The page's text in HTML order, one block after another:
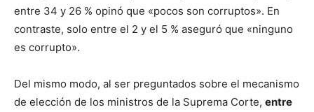
entre 34 y 26 % opinó que «pocos son corruptos». En
contraste, solo entre el 2 y el 5 % aseguró que «ninguno
es corrupto».
Del mismo modo, al ser preguntados sobre el mecanismo
de elección de los ministros de la Suprema Corte, entre